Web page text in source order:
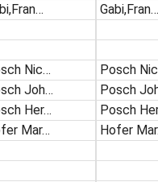
Nic…
Joh…
Her…
Mar…
Gabi,Fran…
Posch
Posch
Posch
Hofer